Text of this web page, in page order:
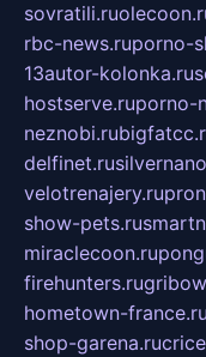
sovratili.ru
rbc-news.ruporno-
13autor-kolonka.ru
hostserve.ruporno-
neznobi.ru
delfinet.ru
velotrenajery.ru
show-pets.ru
miraclecoon.ru
firehunters.ru
hometown-france.ru
shop-garena.ru